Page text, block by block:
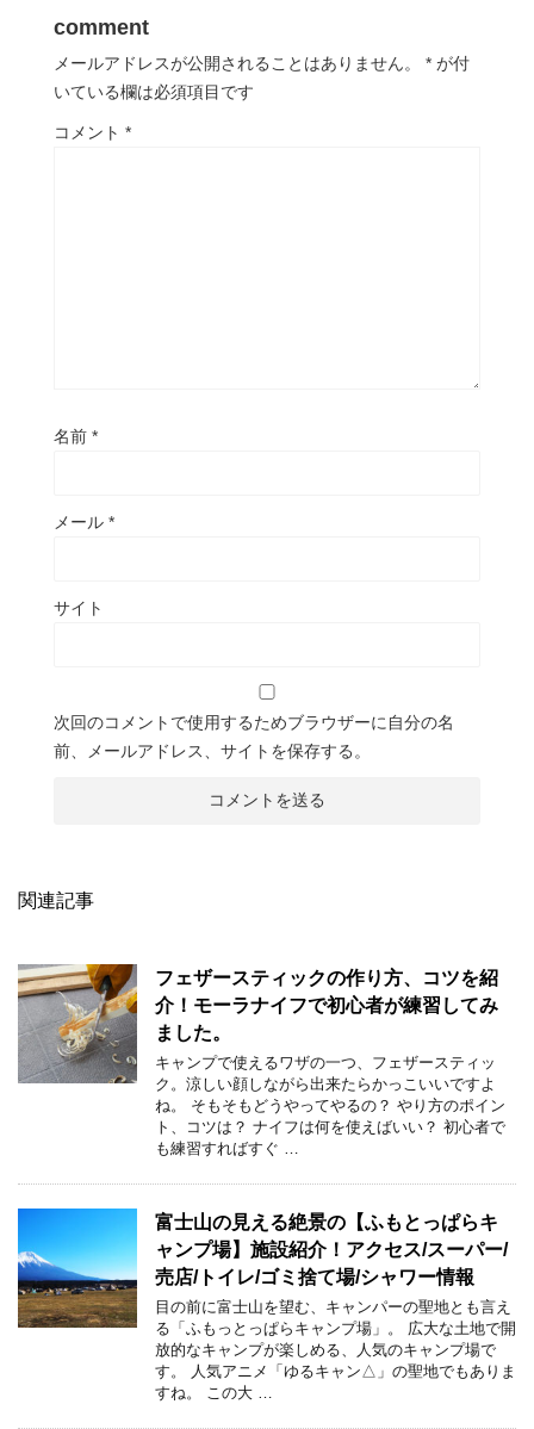
comment
メールアドレスが公開されることはありません。 * が付
いている欄は必須項目です
コメント *
名前 *
メール *
サイト
次回のコメントで使用するためブラウザーに自分の名
前、メールアドレス、サイトを保存する。
関連記事
フェザースティックの作り方、コツを紹
介！モーラナイフで初心者が練習してみ
ました。
キャンプで使えるワザの一つ、フェザースティッ
ク。涼しい顔しながら出来たらかっこいいですよ
ね。 そもそもどうやってやるの？ やり方のポイン
ト、コツは？ ナイフは何を使えばいい？ 初心者で
も練習すればすぐ …
富士山の見える絶景の【ふもとっぱらキ
ャンプ場】施設紹介！アクセス/スーパー/
売店/トイレ/ゴミ捨て場/シャワー情報
目の前に富士山を望む、キャンパーの聖地とも言え
る「ふもっとっぱらキャンプ場」。 広大な土地で開
放的なキャンプが楽しめる、人気のキャンプ場で
す。 人気アニメ「ゆるキャン△」の聖地でもありま
すね。 この大 …